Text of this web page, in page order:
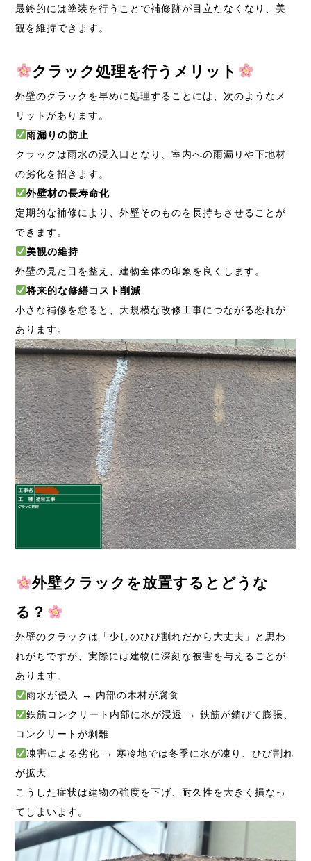
最終的には塗装を行うことで補修跡が目立たなくなり、美
観を維持できます。
クラック処理を行うメリット
外壁のクラックを早めに処理することには、次のようなメ
リットがあります。
雨漏りの防止
クラックは雨水の浸入口となり、室内への雨漏りや下地材
の劣化を招きます。
外壁材の長寿命化
定期的な補修により、外壁そのものを長持ちさせることが
できます。
美観の維持
外壁の見た目を整え、建物全体の印象を良くします。
将来的な修繕コスト削減
小さな補修を怠ると、大規模な改修工事につながる恐れが
あります。
外壁クラックを放置するとどうな
る？
外壁のクラックは「少しのひび割れだから大丈夫」と思わ
れがちですが、実際には建物に深刻な被害を与えることが
あります。
雨水が侵入 → 内部の木材が腐食
鉄筋コンクリート内部に水が浸透 → 鉄筋が錆びて膨張、
コンクリートが剥離
凍害による劣化 → 寒冷地では冬季に水が凍り、ひび割れ
が拡大
こうした症状は建物の強度を下げ、耐久性を大きく損なっ
てしまいます。